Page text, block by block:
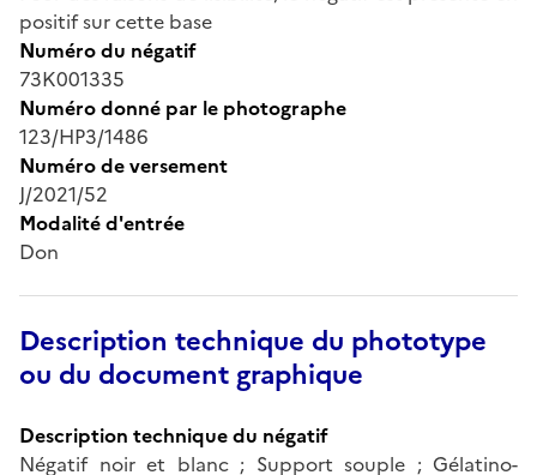
positif sur cette base
Numéro du négatif
73K001335
Numéro donné par le photographe
123/HP3/1486
Numéro de versement
J/2021/52
Modalité d'entrée
Don
Description technique du phototype
ou du document graphique
Description technique du négatif
Négatif noir et blanc ; Support souple ; Gélatino-